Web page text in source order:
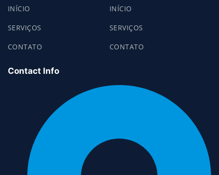
INÍCIO
SERVIÇOS
CONTATO
INÍCIO
SERVIÇOS
CONTATO
Contact Info